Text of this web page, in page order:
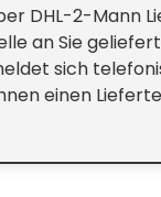
Besonders leiser
DHL-2-Mann
an Sie
sich
einen